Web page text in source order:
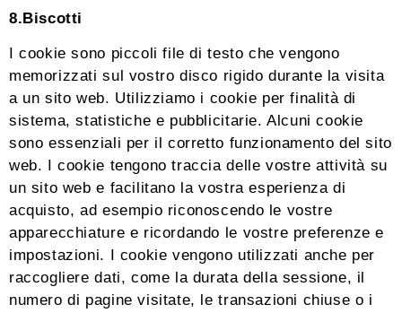
8.Biscotti
I cookie sono piccoli file di testo che vengono
memorizzati sul vostro disco rigido durante la visita
a un sito web. Utilizziamo i cookie per finalità di
sistema, statistiche e pubblicitarie. Alcuni cookie
sono essenziali per il corretto funzionamento del sito
web. I cookie tengono traccia delle vostre attività su
un sito web e facilitano la vostra esperienza di
acquisto, ad esempio riconoscendo le vostre
apparecchiature e ricordando le vostre preferenze e
impostazioni. I cookie vengono utilizzati anche per
raccogliere dati, come la durata della sessione, il
numero di pagine visitate, le transazioni chiuse o i